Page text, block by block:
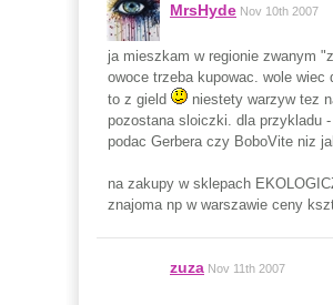
MrsHyde Nov 10th 2007
ja mieszkam w regionie zwanym
owoce trzeba kupowac. wole
to z gield
niestety warzyw tez
pozostana sloiczki. dla przykladu
podac Gerbera czy BoboVite niz
na zakupy w sklepach
znajoma np w warszawie ceny
zuza Nov 11th 2007